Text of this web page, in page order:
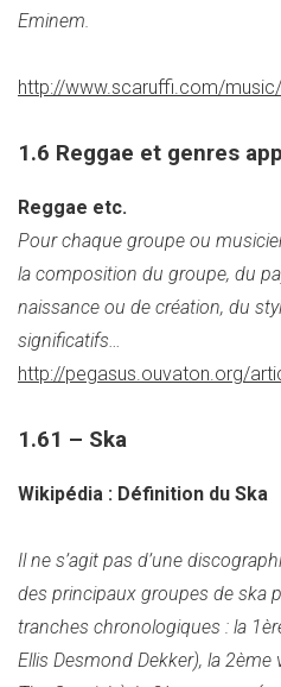
Eminem.
http://www.scaruffi.com/
1.6 Reggae et genres
Reggae etc.
Pour chaque groupe ou
la composition du groupe, du
naissance ou de création, du
significatifs…
http://pegasus.ouvaton.org/
1.61 – Ska
Wikipédia : Définition du Ska
Il ne s’agit pas d’une
des principaux groupes de ska
tranches chronologiques : la
Ellis Desmond Dekker), la